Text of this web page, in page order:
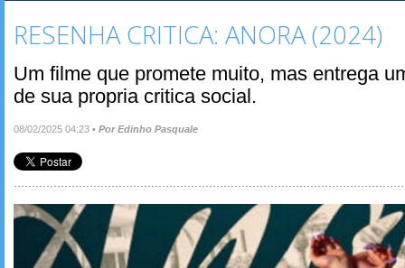
RESENHA CRITICA: ANORA (2024)
Um filme que promete muito, mas entrega
de sua propria critica social.
08/02/2025 04:23 • Por Edinho Pasquale